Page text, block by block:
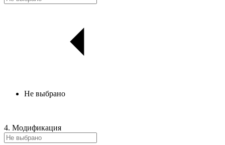
Не выбрано
4. Модификация